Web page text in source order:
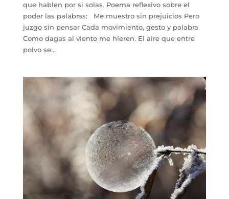
que hablen por si solas. Poema reflexivo sobre el
poder las palabras: Me muestro sin prejuicios Pero
juzgo sin pensar Cada movimiento, gesto y palabra
Como dagas al viento me hieren. El aire que entre
polvo se...